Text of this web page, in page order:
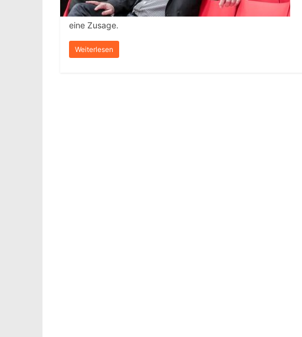
eine Zusage.
Weiterlesen